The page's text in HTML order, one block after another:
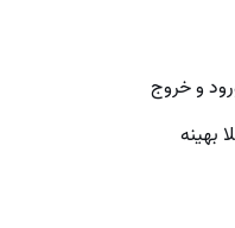
و خروج
بهینه